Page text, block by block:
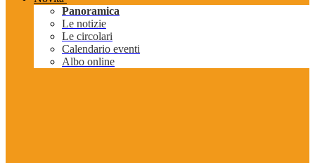
Panoramica
Le notizie
Le circolari
Calendario eventi
Albo online